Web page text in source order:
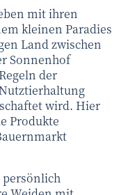
mit ihren
kleinen Paradies
Land zwischen
Sonnenhof
der
wird. Hier
Produkte
persönlich